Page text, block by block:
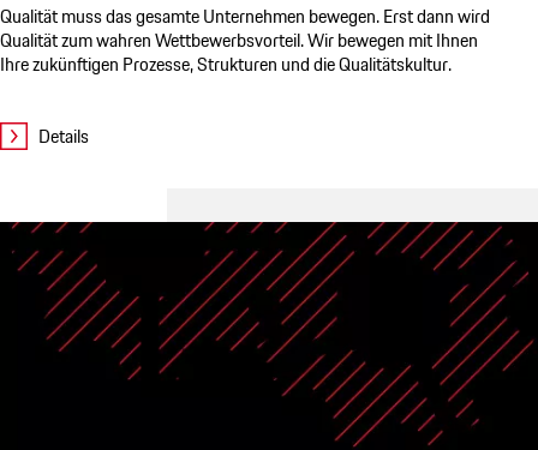
Qualität muss das gesamte Unternehmen bewegen. Erst dann wird
Qualität zum wahren Wettbewerbsvorteil. Wir bewegen mit Ihnen
Ihre zukünftigen Prozesse, Strukturen und die Qualitätskultur.
Details